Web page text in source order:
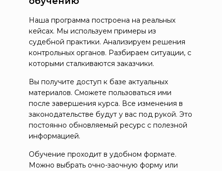
Наша программа построена на реальных
кейсах. Мы используем примеры из
судебной практики. Анализируем решения
контрольных органов. Разбираем ситуации, с
которыми сталкиваются заказчики.
Вы получите доступ к базе актуальных
материалов. Сможете пользоваться ими
после завершения курса. Все изменения в
законодательстве будут у вас под рукой. Это
постоянно обновляемый ресурс с полезной
информацией.
Обучение проходит в удобном формате.
Можно выбрать очно-заочную форму или